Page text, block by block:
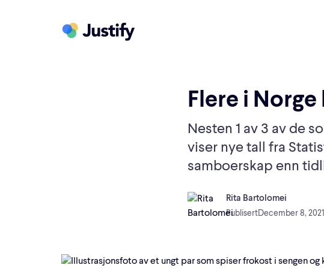
Flere i
Nesten 1 av 3 av de
viser nye tall fra
samboerskap enn
Rita Bartolomei
PublisertDecember 8, 2021